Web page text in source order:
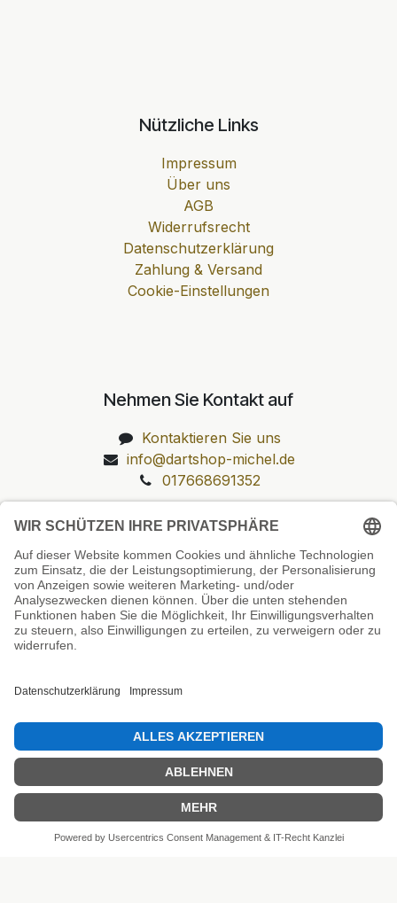
Nützliche Links
Impressum
Über uns
AGB
Widerrufsrecht
Datenschutzerklärung
Zahlung & Versand
Cookie-Einstellungen
Nehmen Sie Kontakt auf
Kontaktieren Sie uns
info@dartshop-michel.de
017668691352
Unsere Prüfsiegel